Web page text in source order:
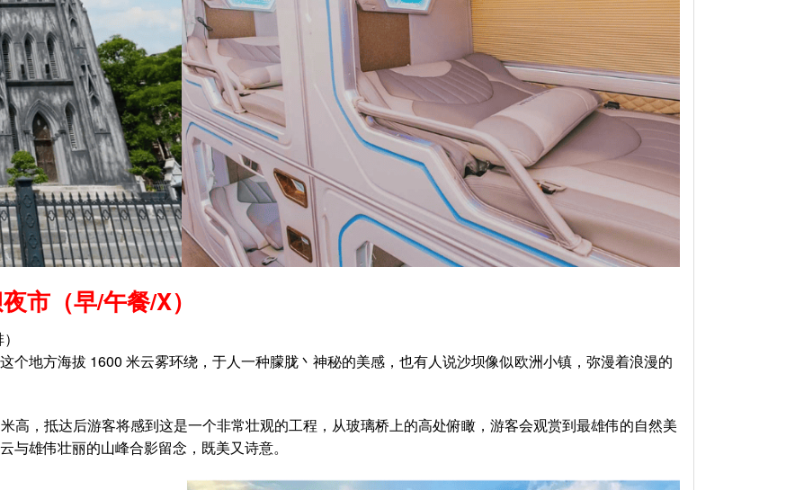
市（早/午餐/X）
个地方海拔 1600 米云雾环绕，于人一种朦胧丶神秘的美感，也有人说沙坝像似欧洲小镇，弥漫着浪漫的
高，抵达后游客将感到这是一个非常壮观的工程，从玻璃桥上的高处俯瞰，游客会观赏到最雄伟的自然美
雄伟壮丽的山峰合影留念，既美又诗意。